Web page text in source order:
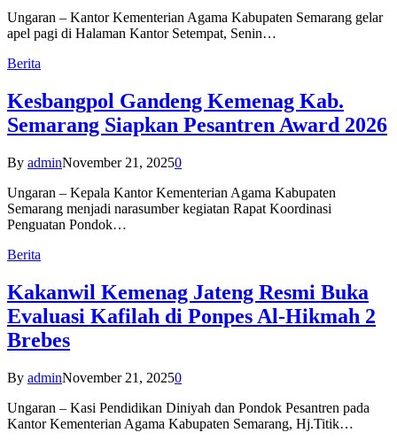
Ungaran – Kantor Kementerian Agama Kabupaten Semarang gelar
apel pagi di Halaman Kantor Setempat, Senin…
Berita
Kesbangpol Gandeng Kemenag Kab.
Semarang Siapkan Pesantren Award 2026
By adminNovember 21, 20250
Ungaran – Kepala Kantor Kementerian Agama Kabupaten
Semarang menjadi narasumber kegiatan Rapat Koordinasi
Penguatan Pondok…
Berita
Kakanwil Kemenag Jateng Resmi Buka
Evaluasi Kafilah di Ponpes Al-Hikmah 2
Brebes
By adminNovember 21, 20250
Ungaran – Kasi Pendidikan Diniyah dan Pondok Pesantren pada
Kantor Kementerian Agama Kabupaten Semarang, Hj.Titik…